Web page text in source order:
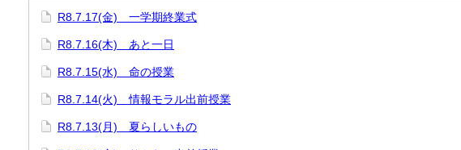
R8.7.17(金) 一学期終業式
R8.7.16(木) あと一日
R8.7.15(水) 命の授業
R8.7.14(火) 情報モラル出前授業
R8.7.13(月) 夏らしいもの